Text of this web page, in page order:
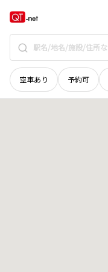
空車あり 予約可
徳島県